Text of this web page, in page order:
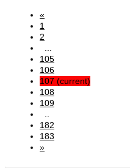
«
1
2
105
106
107 (current)
108
109
182
183
»